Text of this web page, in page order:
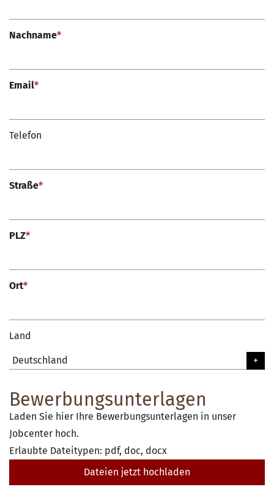
Nachname*
Email*
Telefon
Straße*
PLZ*
Ort*
Land
Bewerbungsunterlagen
Laden Sie hier Ihre Bewerbungsunterlagen in unser
Jobcenter hoch.
Erlaubte Dateitypen: pdf, doc, docx
Dateien jetzt hochladen